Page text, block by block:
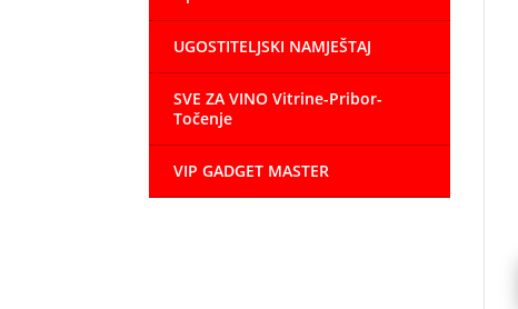
UGOSTITELJSKI NAMJEŠTAJ
SVE ZA VINO Vitrine-Pribor-
Točenje
VIP GADGET MASTER